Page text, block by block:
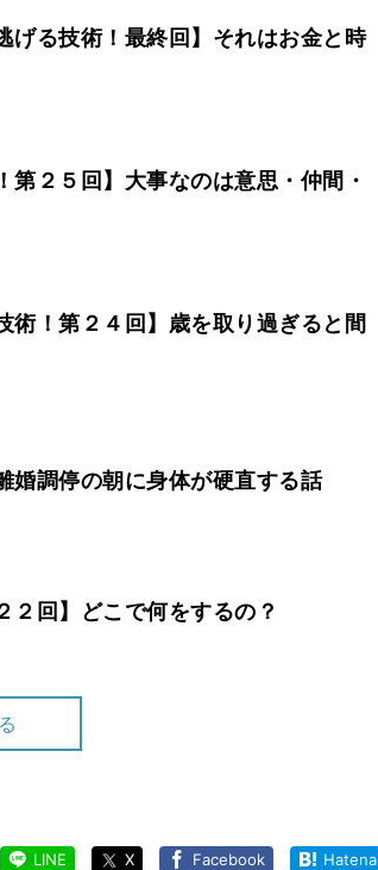
げる技術！最終回】それはお金と時
２５回】大事なのは意思・仲間・
術！第２４回】歳を取り過ぎると間
婚調停の朝に身体が硬直する話
２回】どこで何をするの？
話の通じる相手じゃなかった
LINE X Facebook Hatena